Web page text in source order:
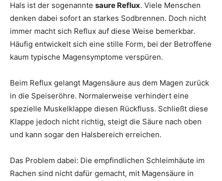
Hals ist der sogenannte saure Reflux. Viele Menschen
denken dabei sofort an starkes Sodbrennen. Doch nicht
immer macht sich Reflux auf diese Weise bemerkbar.
Häufig entwickelt sich eine stille Form, bei der Betroffene
kaum typische Magensymptome verspüren.
Beim Reflux gelangt Magensäure aus dem Magen zurück
in die Speiseröhre. Normalerweise verhindert eine
spezielle Muskelklappe diesen Rückfluss. Schließt diese
Klappe jedoch nicht richtig, steigt die Säure nach oben
und kann sogar den Halsbereich erreichen.
Das Problem dabei: Die empfindlichen Schleimhäute im
Rachen sind nicht dafür gemacht, mit Magensäure in